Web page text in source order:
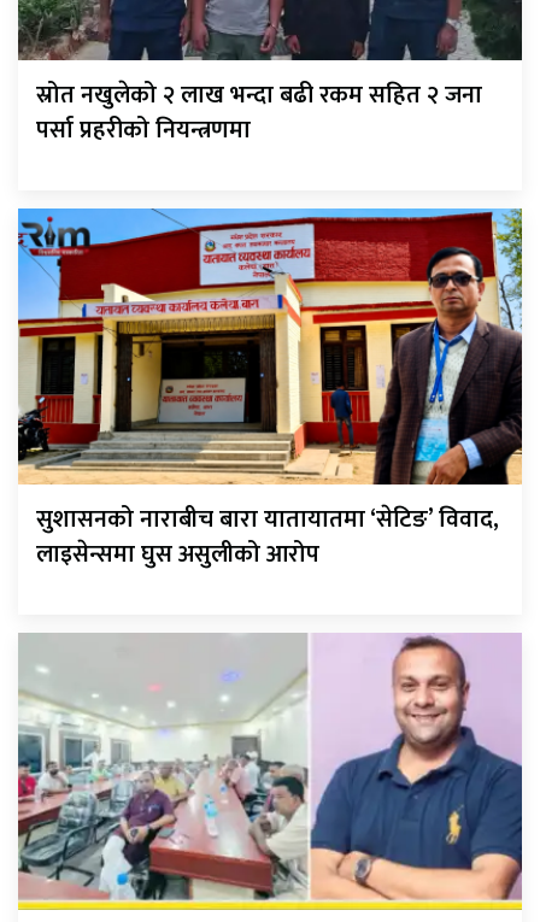
स्रोत नखुलेको २ लाख भन्दा बढी रकम सहित २ जना
पर्सा प्रहरीको नियन्त्रणमा
सुशासनको नाराबीच बारा यातायातमा ‘सेटिङ’ विवाद,
लाइसेन्समा घुस असुलीको आरोप